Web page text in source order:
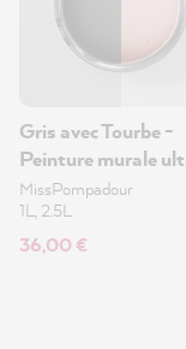
Gris avec Tourbe -
Peinture murale
mate 1L
MissPompadour
1L, 2.5L
36,00 €